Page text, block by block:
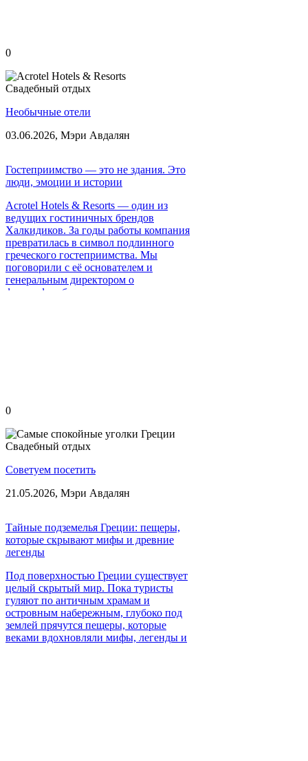
0
Свадебный отдых
Необычные отели
03.06.2026, Мэри Авдалян
Гостеприимство — это не здания. Это
люди, эмоции и истории
Acrotel Hotels & Resorts — один из
ведущих гостиничных брендов
Халкидиков. За годы работы компания
превратилась в символ подлинного
греческого гостеприимства. Мы
поговорили с её основателем и
генеральным директором о
философии бизнеса, вызовах
0
Свадебный отдых
Советуем посетить
21.05.2026, Мэри Авдалян
Тайные подземелья Греции: пещеры,
которые скрывают мифы и древние
легенды
Под поверхностью Греции существует
целый скрытый мир. Пока туристы
гуляют по античным храмам и
островным набережным, глубоко под
землей прячутся пещеры, которые
веками вдохновляли мифы, легенды и